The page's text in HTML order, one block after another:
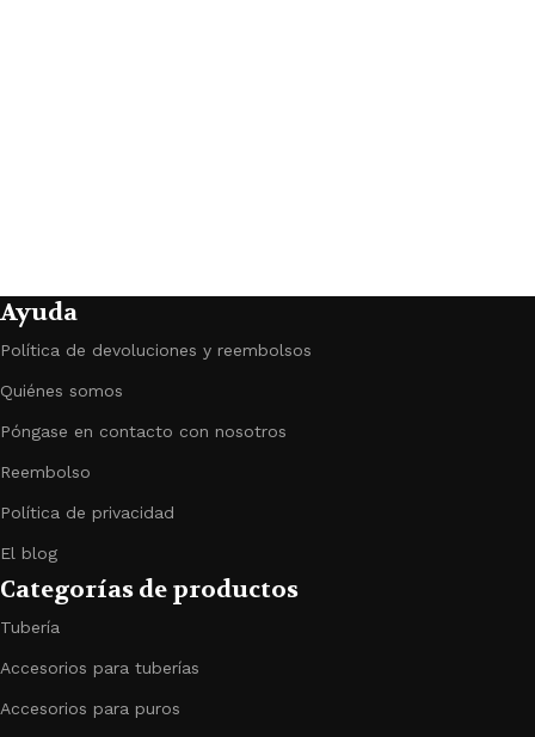
Ayuda
Política de devoluciones y reembolsos
Quiénes somos
Póngase en contacto con nosotros
Reembolso
Política de privacidad
El blog
Categorías de productos
Tubería
Accesorios para tuberías
Accesorios para puros